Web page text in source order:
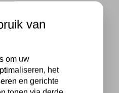
van
om uw
het
en gerichte